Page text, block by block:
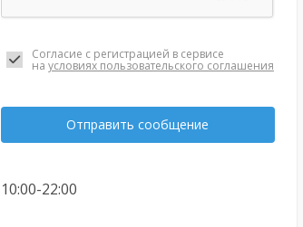
Согласие с регистрацией в сервисе
на условиях пользовательского соглашения
Отправить сообщение
10:00-22:00